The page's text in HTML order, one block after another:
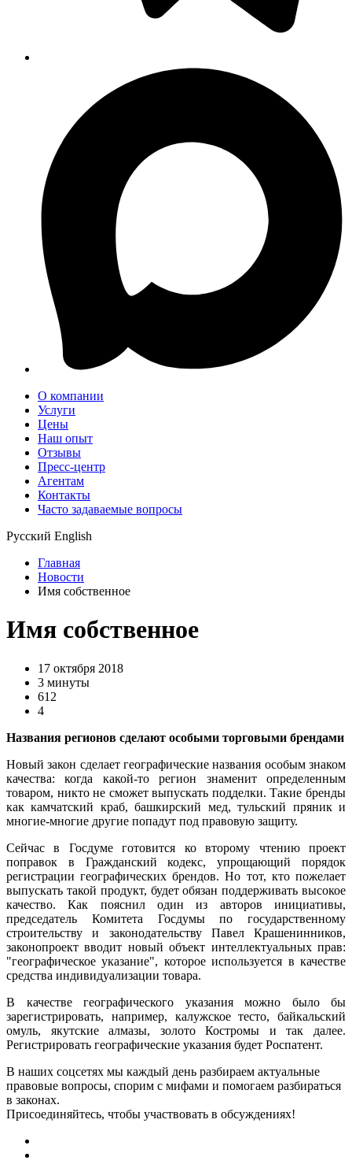
О компании
Услуги
Цены
Наш опыт
Отзывы
Пресс-центр
Агентам
Контакты
Часто задаваемые вопросы
Русский English
Главная
Новости
Имя собственное
Имя собственное
17 октября 2018
3 минуты
612
4
Названия регионов сделают особыми торговыми брендами
Новый закон сделает географические названия особым знаком
качества: когда какой-то регион знаменит определенным
товаром, никто не сможет выпускать подделки. Такие бренды
как камчатский краб, башкирский мед, тульский пряник и
многие-многие другие попадут под правовую защиту.
Сейчас в Госдуме готовится ко второму чтению проект
поправок в Гражданский кодекс, упрощающий порядок
регистрации географических брендов. Но тот, кто пожелает
выпускать такой продукт, будет обязан поддерживать высокое
качество. Как пояснил один из авторов инициативы,
председатель Комитета Госдумы по государственному
строительству и законодательству Павел Крашенинников,
законопроект вводит новый объект интеллектуальных прав:
"географическое указание", которое используется в качестве
средства индивидуализации товара.
В качестве географического указания можно было бы
зарегистрировать, например, калужское тесто, байкальский
омуль, якутские алмазы, золото Костромы и так далее.
Регистрировать географические указания будет Роспатент.
В наших соцсетях мы каждый день разбираем актуальные
правовые вопросы, спорим с мифами и помогаем разбираться
в законах.
Присоединяйтесь, чтобы участвовать в обсуждениях!